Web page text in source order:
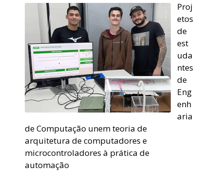
Proj
etos
de
est
uda
ntes
de
Eng
enh
aria
de Computação unem teoria de
arquitetura de computadores e
microcontroladores à prática de
automação